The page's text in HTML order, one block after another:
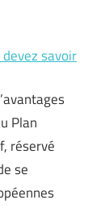
savoir
Plan
réservé
se